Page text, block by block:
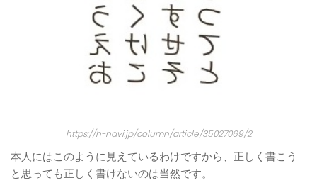
https://h-navi.jp/column/article/35027069/2
本人にはこのように見えているわけですから、正しく書こう
と思っても正しく書けないのは当然です。